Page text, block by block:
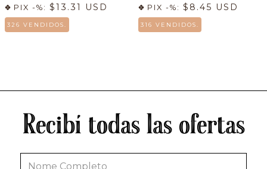
PIX -%: $13.31 USD
326 VENDIDOS.
PIX -%: $8.45 USD
316 VENDIDOS.
Recibí todas las ofertas